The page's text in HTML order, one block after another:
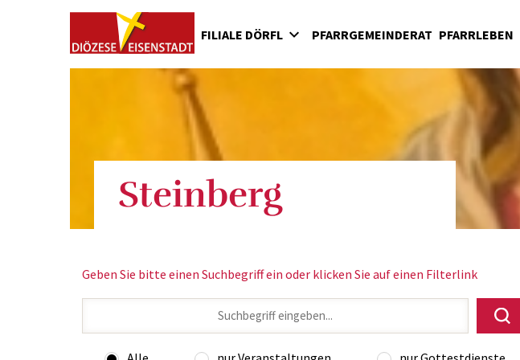
FILIALE DÖRFL
Marterln und Kapellen
Maria Bründl
PFARRGEMEINDERAT PFARRLEBEN
Steinberg
Geben Sie bitte einen Suchbegriff ein oder klicken Sie auf einen Filterlink